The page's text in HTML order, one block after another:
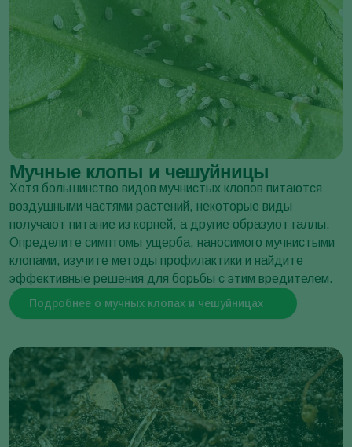
Tuta absoluta
Совка малая
Spodoptera exigua
Мучные клопы и чешуйницы
Хотя большинство видов мучнистых клопов питаются
воздушными частями растений, некоторые виды
получают питание из корней, а другие образуют галлы.
Определите симптомы ущерба, наносимого мучнистыми
клопами, изучите методы профилактики и найдите
эффективные решения для борьбы с этим вредителем.
Подробнее о мучных клопах и чешуйницах